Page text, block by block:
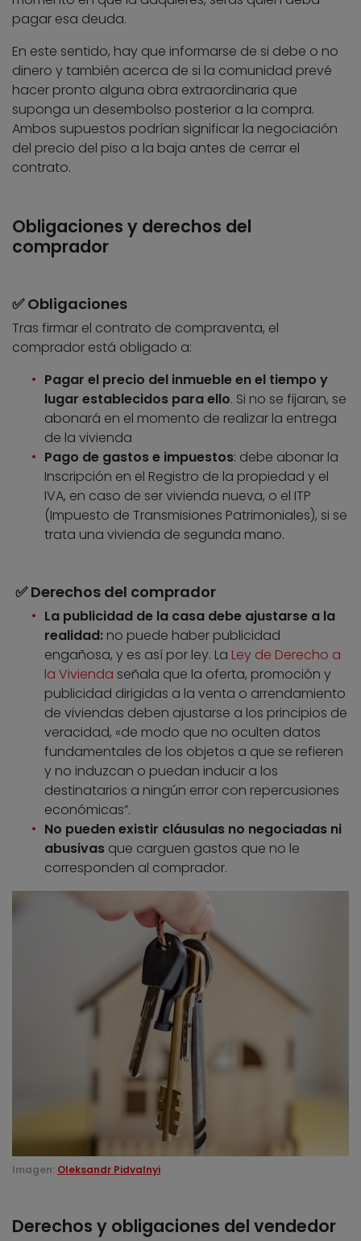
pagar esa deuda.
En este sentido, hay que informarse de si debe o no
dinero y también acerca de si la comunidad prevé
hacer pronto alguna obra extraordinaria que
suponga un desembolso posterior a la compra.
Ambos supuestos podrían significar la negociación
del precio del piso a la baja antes de cerrar el
contrato.
Obligaciones y derechos del
comprador
✅ Obligaciones
Tras firmar el contrato de compraventa, el
comprador está obligado a:
Pagar el precio del inmueble en el tiempo y
lugar establecidos para ello. Si no se fijaran, se
abonará en el momento de realizar la entrega
de la vivienda
Pago de gastos e impuestos: debe abonar la
Inscripción en el Registro de la propiedad y el
IVA, en caso de ser vivienda nueva, o el ITP
(Impuesto de Transmisiones Patrimoniales), si se
trata una vivienda de segunda mano.
✅ Derechos del comprador
La publicidad de la casa debe ajustarse a la
realidad: no puede haber publicidad
engañosa, y es así por ley. La Ley de Derecho a
la Vivienda señala que la oferta, promoción y
publicidad dirigidas a la venta o arrendamiento
de viviendas deben ajustarse a los principios de
veracidad, «de modo que no oculten datos
fundamentales de los objetos a que se refieren
y no induzcan o puedan inducir a los
destinatarios a ningún error con repercusiones
económicas”.
No pueden existir cláusulas no negociadas ni
abusivas que carguen gastos que no le
corresponden al comprador.
Imagen: Oleksandr Pidvalnyi
Derechos y obligaciones del vendedor